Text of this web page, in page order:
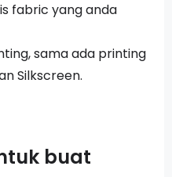
fabric yang anda
sama ada printing
Silkscreen.
buat